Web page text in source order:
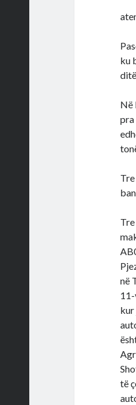
ku
Në
pra
në
kur
të